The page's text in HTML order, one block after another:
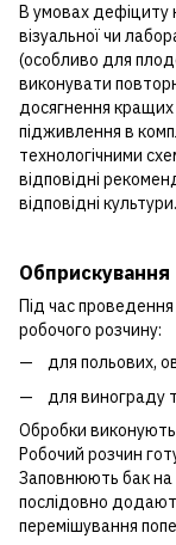
В умовах дефіциту
візуальної чи
(особливо для
виконувати
досягнення
підживлення в
технологічними
відповідні
відповідні культури.
Обприскування
Під час
робочого розчину:
для польових,
для винограду
Обробки
Робочий розчин
Заповнюють бак на
послідовно
перемішування